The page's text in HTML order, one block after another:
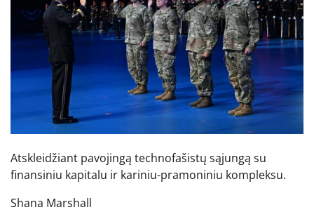
Atskleidžiant pavojingą technofašistų sąjungą su
finansiniu kapitalu ir kariniu-pramoniniu kompleksu.
Shana Marshall